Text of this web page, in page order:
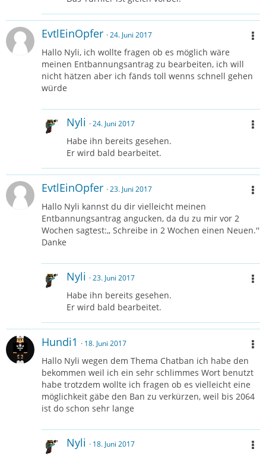
EvtlEinOpfer 24. Juni 2017
Hallo Nyli, ich wollte fragen ob es möglich wäre
meinen Entbannungsantrag zu bearbeiten, ich will
nicht hätzen aber ich fänds toll wenns schnell gehen
würde
Nyli 24. Juni 2017
Habe ihn bereits gesehen.
Er wird bald bearbeitet.
EvtlEinOpfer 23. Juni 2017
Hallo Nyli kannst du dir vielleicht meinen
Entbannungsantrag angucken, da du zu mir vor 2
Wochen sagtest:,, Schreibe in 2 Wochen einen Neuen.''
Danke
Nyli 23. Juni 2017
Habe ihn bereits gesehen.
Er wird bald bearbeitet.
Hundi1 18. Juni 2017
Hallo Nyli wegen dem Thema Chatban ich habe den
bekommen weil ich ein sehr schlimmes Wort benutzt
habe trotzdem wollte ich fragen ob es vielleicht eine
möglichkeit gäbe den Ban zu verkürzen, weil bis 2064
ist do schon sehr lange
Nyli 18. Juni 2017